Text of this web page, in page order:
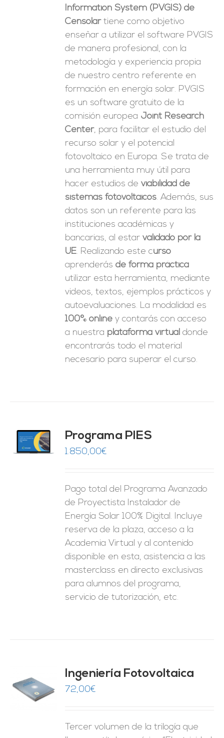
Information System (PVGIS) de
Censolartiene como objetivo
enseñar a utilizar el software PVGIS
de manera profesional, con la
metodología y experiencia propia
de nuestro centro referente en
formación en energía solar. PVGIS
es un software gratuito de la
comisión europea Joint Research
Center, para facilitar el estudio del
recurso solar y el potencial
fotovoltaico en Europa. Se trata de
una herramienta muy útil para
hacer estudios deviabilidad de
sistemas fotovoltaicos. Además, sus
datos son un referente para las
instituciones académicas y
bancarias, al estarvalidado por la
UE. Realizando este curso
aprenderásde forma práctica
utilizar esta herramienta, mediante
videos, textos, ejemplos prácticos y
autoevaluaciones. La modalidad es
100% online y contarás con acceso
a nuestra plataforma virtual donde
encontrarás todo el material
necesario para superar el curso.
Programa PIES
1.850,00€
Pago total del Programa Avanzado
de Proyectista Instalador de
Energía Solar 100% Digital. Incluye
reserva de la plaza, acceso a la
Academia Virtual y al contenido
disponible en esta, asistencia a las
masterclass en directo exclusivas
para alumnos del programa,
servicio de tutorización, etc.
Ingeniería Fotovoltaica
72,00€
Tercer volumen de la trilogía que